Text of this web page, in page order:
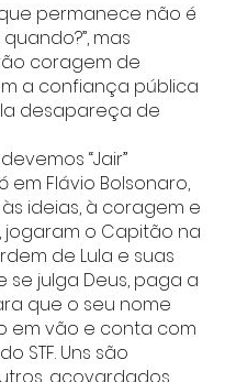
permanece não é
mas
coragem de
a confiança pública
desapareça de
“Jair”
em Flávio Bolsonaro,
ideias, à coragem e
jogaram o Capitão na
de Lula e suas
se julga Deus, paga a
que o seu nome
em vão e conta com
STF. Uns são